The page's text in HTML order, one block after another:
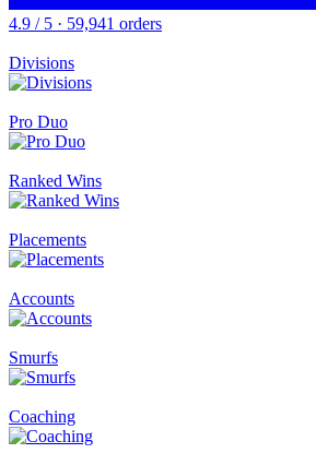
4.9 / 5 · 59,941 orders
Divisions
Pro Duo
Ranked Wins
Placements
Accounts
Smurfs
Coaching